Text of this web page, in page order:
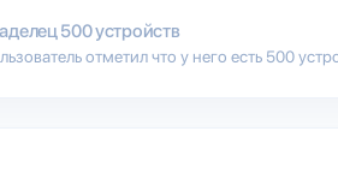
500 устройств
отметил что у него есть 500